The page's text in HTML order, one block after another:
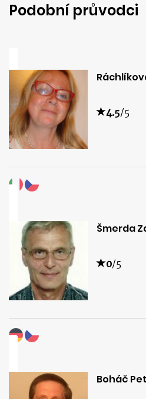
Podobní průvodci
4.5/5
Šmerda
0/5
Boháč